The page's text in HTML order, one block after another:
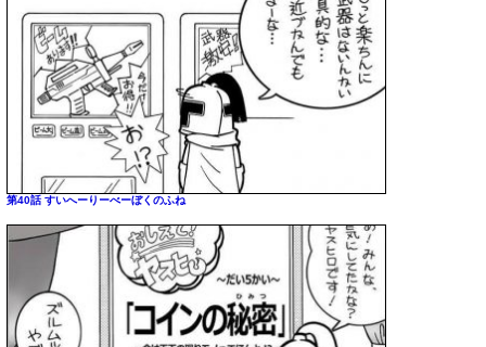
第40話 すいへーりーべーぼくのふね